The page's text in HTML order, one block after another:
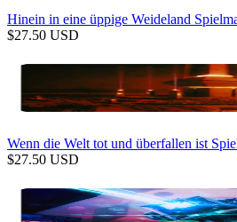
Hinein in eine üppige Weideland
$27.50 USD
Wenn die Welt tot und überfallen ist
$27.50 USD